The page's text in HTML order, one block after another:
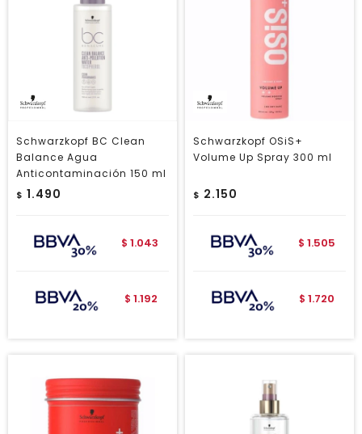
Schwarzkopf BC Clean
Balance Agua
Anticontaminación 150 ml
$ 1.490
$ 1.043
$ 1.192
Schwarzkopf OSiS+
Volume Up Spray 300 ml
$ 2.150
$ 1.505
$ 1.720